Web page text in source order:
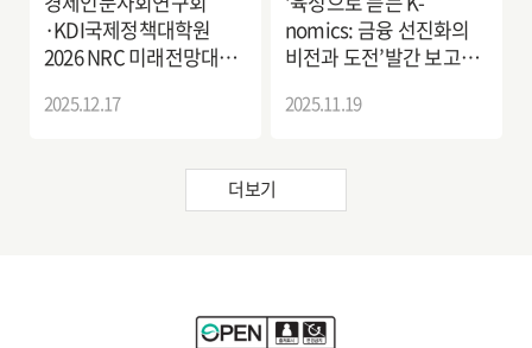
·KDI국제정책대학원
2026 NRC 미래전망대회
이후 한국의 발전 전략-
2025.12.17
nomics: 금융 선진화의
비전과 도전’발간 보고회
2025.11.19
더보기